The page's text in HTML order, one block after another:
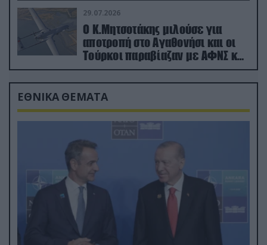
29.07.2026
Ο Κ.Μητσοτάκης μιλούσε για
αποτροπή στο Αγαθονήσι και οι
Τούρκοι παραβίαζαν με ΑΦΝΣ και
drone
ΕΘΝΙΚΑ ΘΕΜΑΤΑ